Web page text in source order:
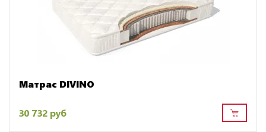
Матрас DIVINO
30 732 руб